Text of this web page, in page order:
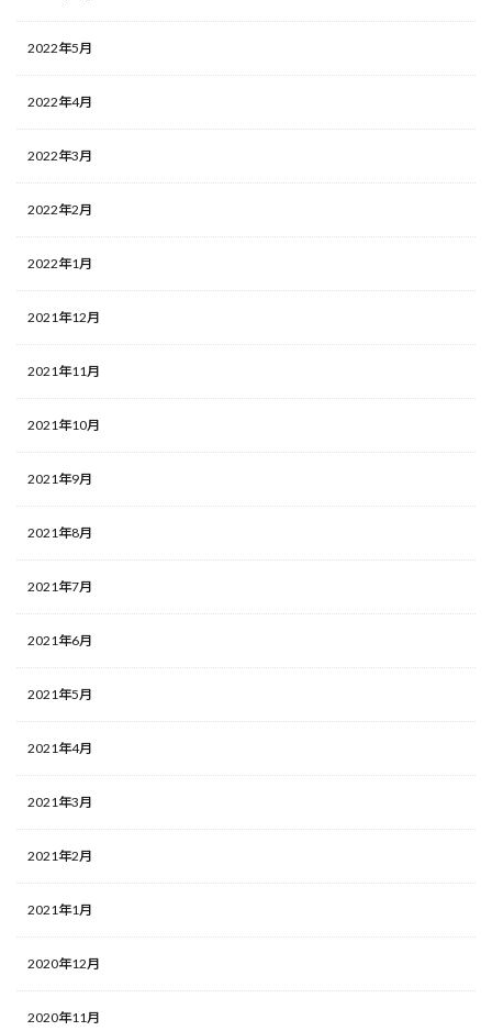
2022年5月
2022年4月
2022年3月
2022年2月
2022年1月
2021年12月
2021年11月
2021年10月
2021年9月
2021年8月
2021年7月
2021年6月
2021年5月
2021年4月
2021年3月
2021年2月
2021年1月
2020年12月
2020年11月